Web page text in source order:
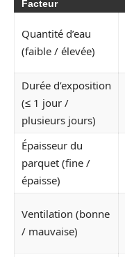
Facteur
Quantité d’eau
(faible / élevée)
Durée d’exposition
(≤ 1 jour /
plusieurs jours)
Épaisseur du
parquet (fine /
épaisse)
Ventilation (bonne
/ mauvaise)